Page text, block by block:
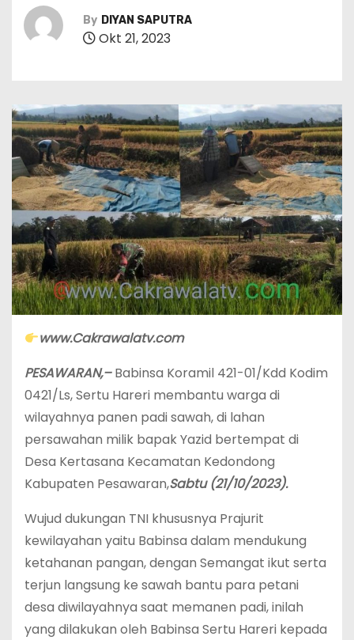
By DIYAN SAPUTRA
Okt 21, 2023
www.Cakrawalatv.com
PESAWARAN,–Babinsa Koramil 421-01/Kdd Kodim
0421/Ls, Sertu Hareri membantu warga di
wilayahnya panen padi sawah, di lahan
persawahan milik bapak Yazid bertempat di
Desa Kertasana Kecamatan Kedondong
Kabupaten Pesawaran,Sabtu (21/10/2023).
Wujud dukungan TNI khususnya Prajurit
kewilayahan yaitu Babinsa dalam mendukung
ketahanan pangan, dengan Semangat ikut serta
terjun langsung ke sawah bantu para petani
desa diwilayahnya saat memanen padi, inilah
yang dilakukan oleh Babinsa Sertu Hareri kepada